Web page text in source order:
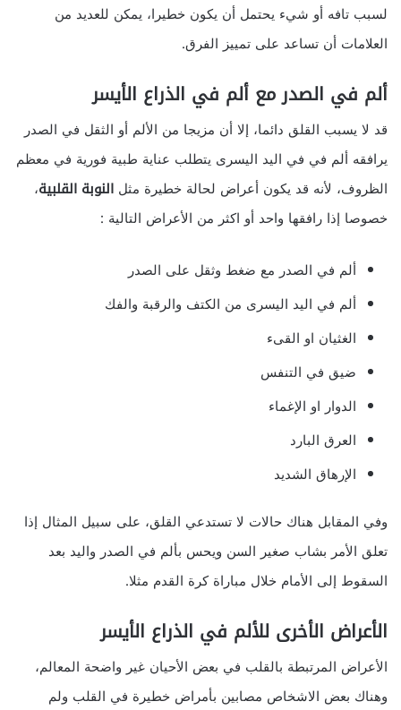
لسبب تافه أو شيء يحتمل أن يكون خطيرا، يمكن للعديد من
العلامات أن تساعد على تمييز الفرق.
ألم في الصدر مع ألم في الذراع الأيسر
قد لا يسبب القلق دائما، إلا أن مزيجا من الألم أو الثقل في الصدر
يرافقه ألم في في اليد اليسرى يتطلب عناية طبية فورية في معظم
الظروف، لأنه قد يكون أعراض لحالة خطيرة مثل النوبة القلبية،
خصوصا إذا رافقها واحد أو اكثر من الأعراض التالية :
ألم في الصدر مع ضغط وثقل على الصدر
ألم في اليد اليسرى من الكتف والرقبة والفك
الغثيان او القىء
ضيق في التنفس
الدوار او الإغماء
العرق البارد
الإرهاق الشديد
وفي المقابل هناك حالات لا تستدعي القلق، على سبيل المثال إذا
تعلق الأمر بشاب صغير السن ويحس بألم في الصدر واليد بعد
السقوط إلى الأمام خلال مباراة كرة القدم مثلا.
الأعراض الأخرى للألم في الذراع الأيسر
الأعراض المرتبطة بالقلب في بعض الأحيان غير واضحة المعالم،
وهناك بعض الاشخاص مصابين بأمراض خطيرة في القلب ولم